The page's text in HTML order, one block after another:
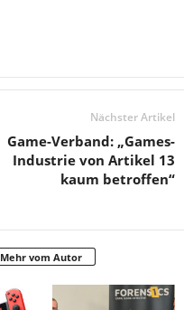
Nächster Artikel
Game-Verband: „Games-
Industrie von Artikel 13
kaum betroffen“
Mehr vom Autor